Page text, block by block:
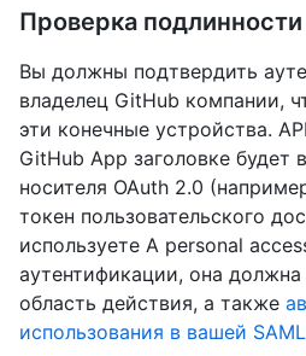
Проверка подлинности
Вы должны подтвердить
владелец GitHub компании,
эти конечные устройства.
GitHub App заголовке будет
носителя OAuth 2.0
токен пользовательского
используете A personal
аутентификации, она
область действия, а также
использования в вашей